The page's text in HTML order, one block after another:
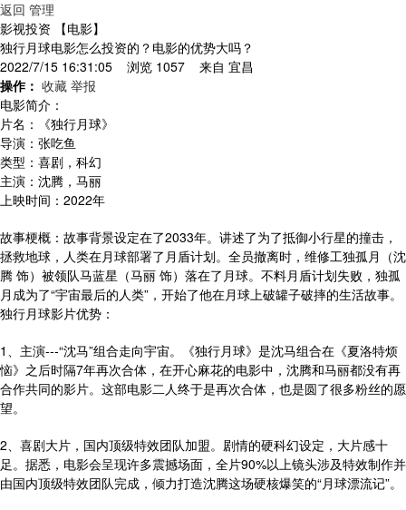
返回 管理
影视投资 【电影】
独行月球电影怎么投资的？电影的优势大吗？
2022/7/15 16:31:05 浏览 1057 来自 宜昌
操作： 收藏 举报
电影简介：
片名：《独行月球》
导演：张吃鱼
类型：喜剧，科幻
主演：沈腾，马丽
上映时间：2022年
故事梗概：故事背景设定在了2033年。讲述了为了抵御小行星的撞击，
拯救地球，人类在月球部署了月盾计划。全员撤离时，维修工独孤月（沈
腾 饰）被领队马蓝星（马丽 饰）落在了月球。不料月盾计划失败，独孤
月成为了“宇宙最后的人类”，开始了他在月球上破罐子破摔的生活故事。
独行月球影片优势：
1、主演---“沈马”组合走向宇宙。《独行月球》是沈马组合在《夏洛特烦
恼》之后时隔7年再次合体，在开心麻花的电影中，沈腾和马丽都没有再
合作共同的影片。这部电影二人终于是再次合体，也是圆了很多粉丝的愿
望。
2、喜剧大片，国内顶级特效团队加盟。剧情的硬科幻设定，大片感十
足。据悉，电影会呈现许多震撼场面，全片90%以上镜头涉及特效制作并
由国内顶级特效团队完成，倾力打造沈腾这场硬核爆笑的“月球漂流记”。